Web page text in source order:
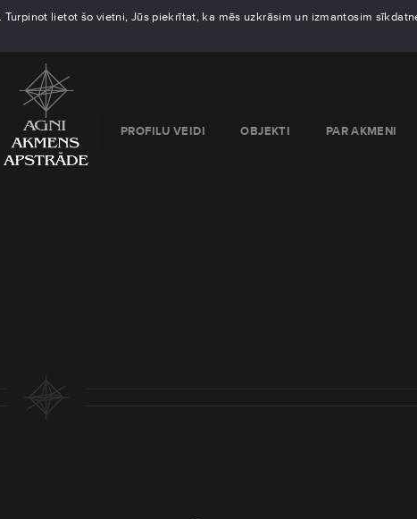
lietot šo vietni, Jūs piekrītat, ka mēs uzkrāsim un izmantosim
PROFILU VEIDI OBJEKTI PAR AKMENI